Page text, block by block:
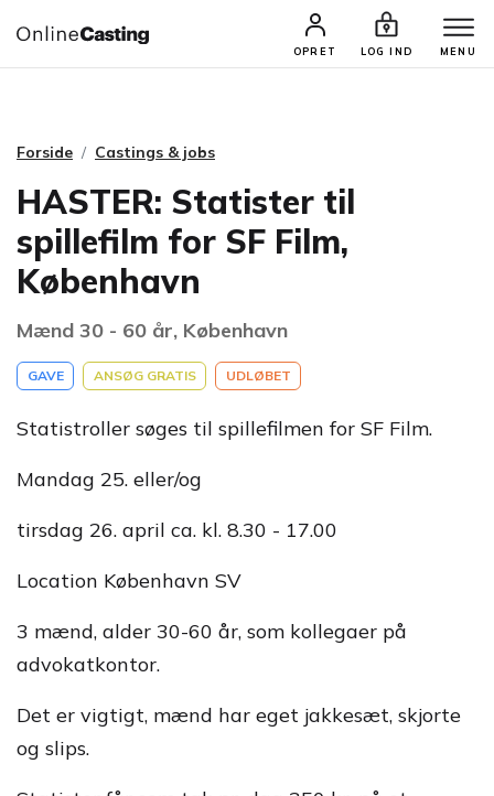
OPRET LOG IND MENU
CASTINGS & JOBS SØG PROFIL
Forside Castings & jobs
HASTER: Statister til
spillefilm for SF Film,
København
Mænd 30 - 60 år, København
GAVE ANSØG GRATIS UDLØBET
Statistroller søges til spillefilmen for SF Film.
Mandag 25. eller/og
tirsdag 26. april ca. kl. 8.30 - 17.00
Location København SV
3 mænd, alder 30-60 år, som kollegaer på
advokatkontor.
Det er vigtigt, mænd har eget jakkesæt, skjorte
og slips.